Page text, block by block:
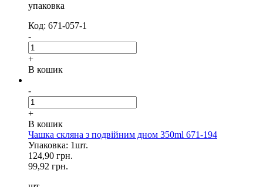
упаковка
Код: 671-057-1
-
+
В кошик
-
+
В кошик
Чашка скляна з подвійним дном 350ml 671-194
Упаковка: 1шт.
124,90 грн.
99,92 грн.